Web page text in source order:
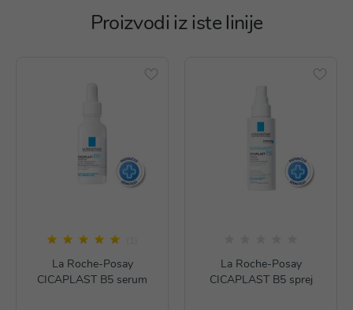
Proizvodi iz iste linije
La Roche-Posay
CICAPLAST B5 serum
La Roche-Posay
CICAPLAST B5 sprej